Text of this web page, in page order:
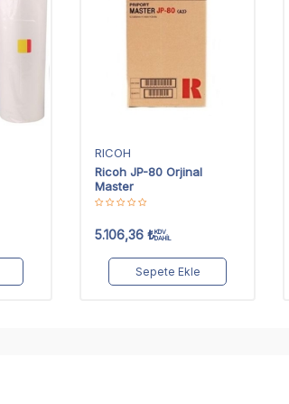
RICOH
Ricoh JP-80 Orjinal
Master
5.106,36 ₺KDV
DAHİL
Sepete Ekle